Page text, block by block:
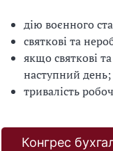
дію воєнного
святкові та
якщо святкові
наступний день;
тривалість
Конгрес